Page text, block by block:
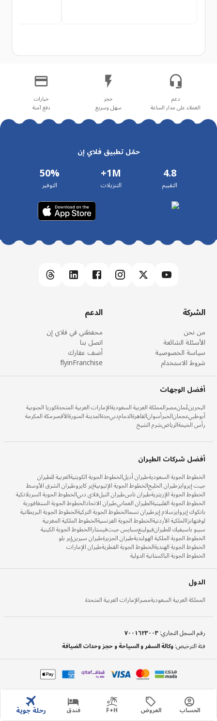
رحلة جوية فندق F+H العروض الحساب
دعم
العملاء على مدار الساعة
حجز
سهل وسريع
خيارات
دفع آمنة
حمّل تطبيق فلاي إن
4.8
التقييم
1M+
التنزيلات
50%
التوفير
الشركة
من نحن
الأسئلة الشائعة
سياسة الخصوصية
شروط الاستخدام
الدعم
محفظتي في فلاي إن
اتصل بنا
أضف عقارك
flyinFranchise
أفضل الوجهات
البحرينعُمانمصرالمملكة العربية السعوديةالإمارات العربية المتحدةكوريا الجنوبية
أبوظبيعجمانالخبرأسوانالقاهرةالدمامدبيجدةالمدينة المنورةالأقصرمكة المكرمة
رأس الخيمةالرياضشرم الشيخ
أفضل شركات الطيران
الخطوط الجوية السعوديةطيران أديلالخطوط الجوية الكويتيةالعربية للطيران
جيت إيروايزطيران الخليجالخطوط الجوية الإثيوبيةإير كايروطيران الشرق الأوسط
الخطوط الجوية الإريتريةطيران ناسطيران النيلفلاي دبيالخطوط الجوية السريلانكية
الخطوط الجوية الفلبينيةالطيران العمانيطيران الاتحادالخطوط الجوية السنغافورية
بانكوك إيروايزسلام إيرطيران نسماالخطوط الجوية التركيةالخطوط الجوية البريطانية
لوفتهانزاالملكية الأردنيةالخطوط الجوية الفرنسيةالخطوط الملكية المغربية
سيبو باسيفيك للطيرانفيولينغسبايس جيتفيستاراالخطوط الجوية الكينية
الخطوط الجوية الملكية الهولنديةطيران الجزيرةطيران سيرينإير بلو
الخطوط الجوية الهنديةالخطوط الجوية القطريةطيران الإمارات
الخطوط الجوية الباكستانية الدولية
الدول
المملكة العربية السعوديةمصرالإمارات العربية المتحدة
رقم السجل التجاري:٧٠٠١٦٢٣٠٠٣
فئة الترخيص:وكالة السفر و السياحة و حجز وحدات الضيافة